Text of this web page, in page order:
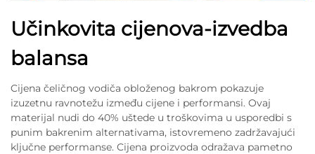
Učinkovita cijenova-izvedba
balansa
Cijena čeličnog vodiča obloženog bakrom pokazuje
izuzetnu ravnotežu između cijene i performansi. Ovaj
materijal nudi do 40% uštede u troškovima u usporedbi s
punim bakrenim alternativama, istovremeno zadržavajući
ključne performanse. Cijena proizvoda odražava pametno